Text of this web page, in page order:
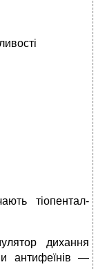
тіопентал-
дихання
антифеїнів —